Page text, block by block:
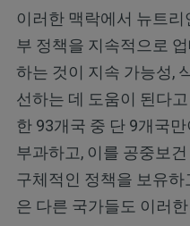
이러한 맥락에서 뉴트
부 정책을 지속적으로
하는 것이 지속 가능성,
선하는 데 도움이 된다
한 93개국 중 단 9개국
부과하고, 이를 공중보
구체적인 정책을 보유하
은 다른 국가들도 이러